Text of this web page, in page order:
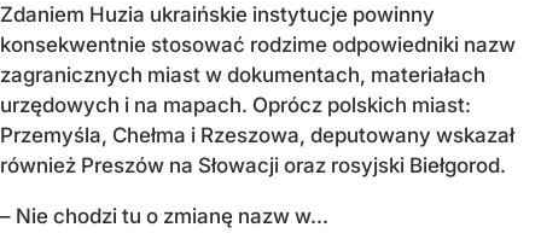
Zdaniem Huzia ukraińskie instytucje powinny
konsekwentnie stosować rodzime odpowiedniki nazw
zagranicznych miast w dokumentach, materiałach
urzędowych i na mapach. Oprócz polskich miast:
Przemyśla, Chełma i Rzeszowa, deputowany wskazał
również Preszów na Słowacji oraz rosyjski Biełgorod.
– Nie chodzi tu o zmianę nazw w...